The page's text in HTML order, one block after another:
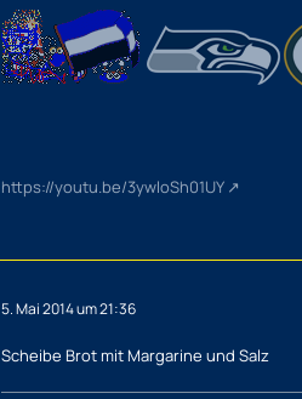
https://youtu.be/3ywloSh01UY
5. Mai 2014 um 21:36
Scheibe Brot mit Margarine und Salz